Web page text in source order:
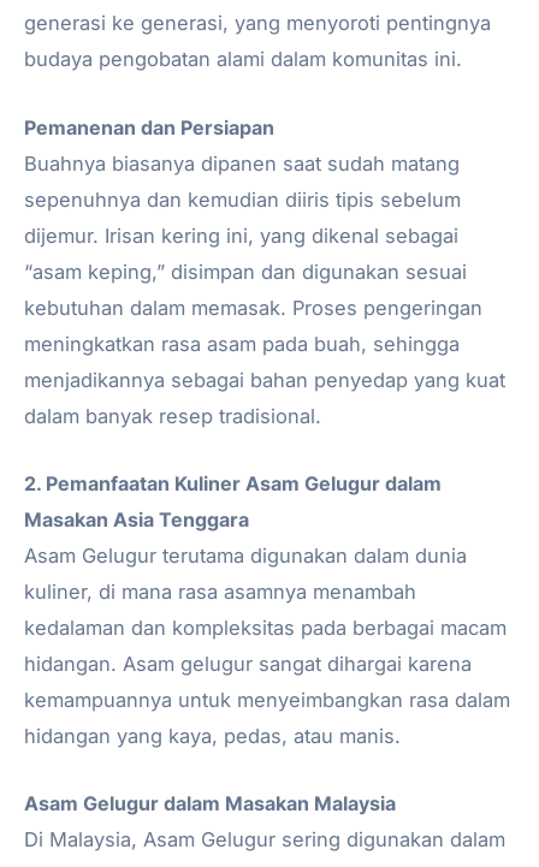
generasi ke generasi, yang menyoroti pentingnya
budaya pengobatan alami dalam komunitas ini.
Pemanenan dan Persiapan
Buahnya biasanya dipanen saat sudah matang
sepenuhnya dan kemudian diiris tipis sebelum
dijemur. Irisan kering ini, yang dikenal sebagai
“asam keping,” disimpan dan digunakan sesuai
kebutuhan dalam memasak. Proses pengeringan
meningkatkan rasa asam pada buah, sehingga
menjadikannya sebagai bahan penyedap yang kuat
dalam banyak resep tradisional.
2. Pemanfaatan Kuliner Asam Gelugur dalam
Masakan Asia Tenggara
Asam Gelugur terutama digunakan dalam dunia
kuliner, di mana rasa asamnya menambah
kedalaman dan kompleksitas pada berbagai macam
hidangan. Asam gelugur sangat dihargai karena
kemampuannya untuk menyeimbangkan rasa dalam
hidangan yang kaya, pedas, atau manis.
Asam Gelugur dalam Masakan Malaysia
Di Malaysia, Asam Gelugur sering digunakan dalam